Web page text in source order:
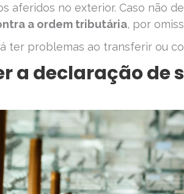
aferidos no exterior. Caso não
a ordem tributária, por
ter problemas ao transferir ou
a declaração de